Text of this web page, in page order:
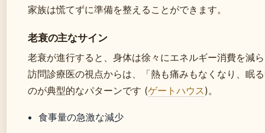
家族は慌てずに準備を整えることができます。
老衰の主なサイン
老衰が進行すると、身体は徐々にエネルギー消費を減
訪問診療医の視点からは、「熱も痛みもなくなり、眠
のが典型的なパターンです (ゲートハウス)。
食事量の急激な減少